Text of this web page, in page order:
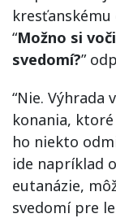
“Možno si
svedomí?”
“Nie. Výhrada
konania,
ho niekto
ide napríklad
eutanázie,
svedomí pre